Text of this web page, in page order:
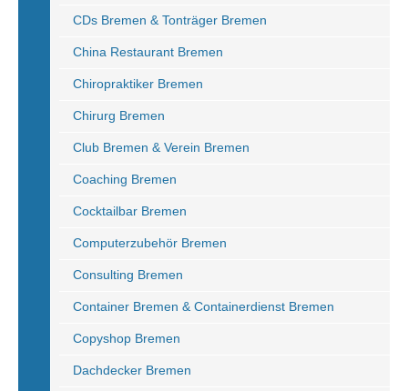
CDs Bremen & Tonträger Bremen
China Restaurant Bremen
Chiropraktiker Bremen
Chirurg Bremen
Club Bremen & Verein Bremen
Coaching Bremen
Cocktailbar Bremen
Computerzubehör Bremen
Consulting Bremen
Container Bremen & Containerdienst Bremen
Copyshop Bremen
Dachdecker Bremen